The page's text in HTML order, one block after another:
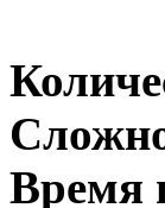
Время